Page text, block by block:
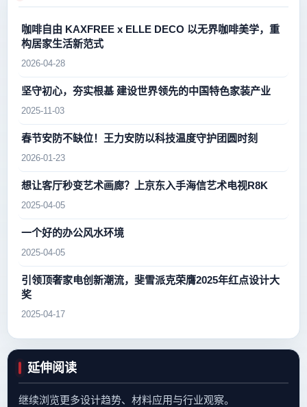
咖啡自由 KAXFREE x ELLE DECO 以无界咖啡美学，重
构居家生活新范式
2026-04-28
坚守初心，夯实根基 建设世界领先的中国特色家装产业
2025-11-03
春节安防不缺位！王力安防以科技温度守护团圆时刻
2026-01-23
想让客厅秒变艺术画廊？上京东入手海信艺术电视R8K
2025-04-05
一个好的办公风水环境
2025-04-05
引领顶奢家电创新潮流，斐雪派克荣膺2025年红点设计大
奖
2025-04-17
延伸阅读
继续浏览更多设计趋势、材料应用与行业观察。